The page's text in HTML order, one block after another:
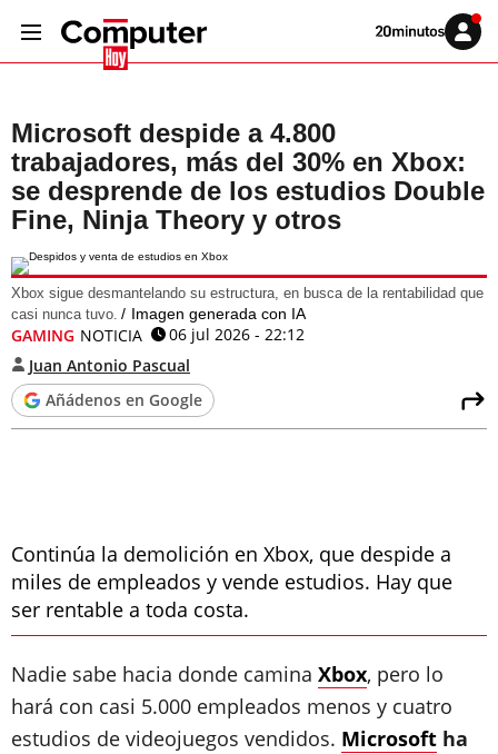
Volver
Iniciar
sesión
Microsoft despide a 4.800
trabajadores, más del 30% en Xbox:
se desprende de los estudios Double
Fine, Ninja Theory y otros
Xbox sigue desmantelando su estructura, en busca de la rentabilidad que
casi nunca tuvo.
Imagen generada con IA
GAMING NOTICIA
06 jul 2026 - 22:12
Juan Antonio Pascual
Añádenos en Google
Continúa la demolición en Xbox, que despide a
miles de empleados y vende estudios. Hay que
ser rentable a toda costa.
Nadie sabe hacia donde camina Xbox, pero lo
hará con casi 5.000 empleados menos y cuatro
estudios de videojuegos vendidos. Microsoft ha